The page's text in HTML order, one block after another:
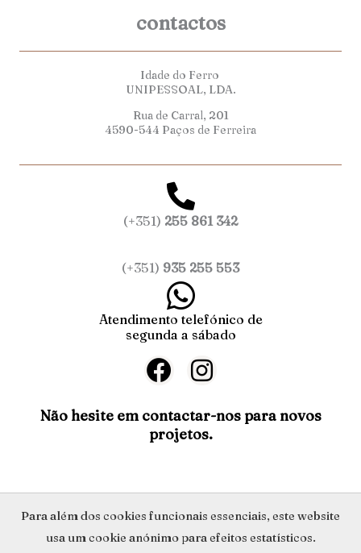
contactos
Idade do Ferro
UNIPESSOAL, LDA.
Rua de Carral, 201
4590-544 Paços de Ferreira
(+351) 255 861 342
(+351) 935 255 553
Atendimento telefónico de
segunda a sábado
F
a
c
e
o
o
k
I
n
s
t
g
r
a
Não hesite em contactar-nos para novos
projetos.
Política de Privacidade
Para além dos cookies funcionais essenciais, este website
usa um cookie anónimo para efeitos estatísticos.